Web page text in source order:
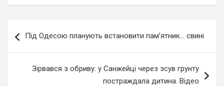
записів
Під Одесою планують встановити пам’ятник… свині
Зірвався з обриву: у Санжейці через зсув грунту
постраждала дитина. Відео